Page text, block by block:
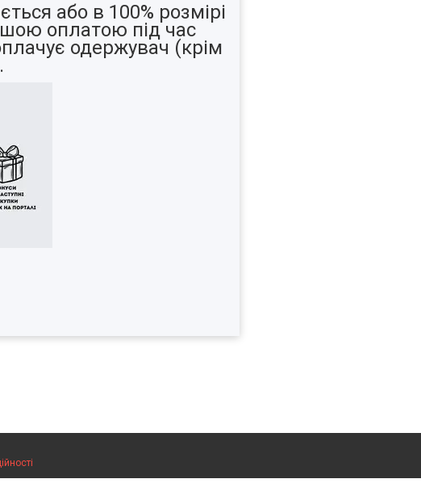
або в 100% розмірі
оплатою під час
одержувач (крім